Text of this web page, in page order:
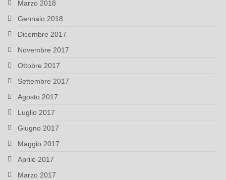
Marzo 2018
Gennaio 2018
Dicembre 2017
Novembre 2017
Ottobre 2017
Settembre 2017
Agosto 2017
Luglio 2017
Giugno 2017
Maggio 2017
Aprile 2017
Marzo 2017